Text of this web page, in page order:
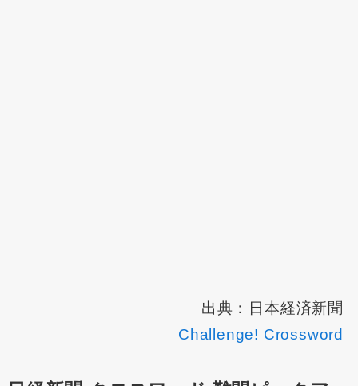
出典：日本経済新聞
Challenge! Crossword